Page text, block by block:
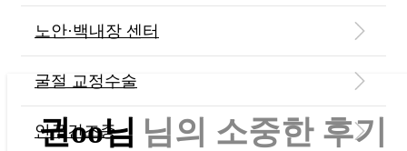
노안·백내장 센터
굴절 교정수술
안구건조증
권oo님 님의 소중한 후기